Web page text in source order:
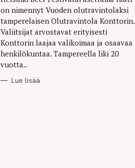
on nimennyt Vuoden olutravintolaksi
tamperelaisen Olutravintola Konttorin.
Valiitsijat arvostavat erityisesti
Konttorin laajaa valikoimaa ja osaavaa
henkilökuntaa. Tampereella liki 20
vuotta..
Lue lisää